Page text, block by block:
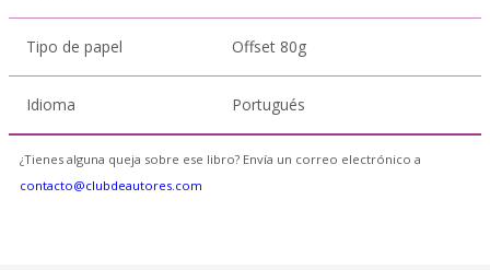
Tipo de papel Offset 80g
Idioma Portugués
¿Tienes alguna queja sobre ese libro? Envía un correo electrónico a
contacto@clubdeautores.com